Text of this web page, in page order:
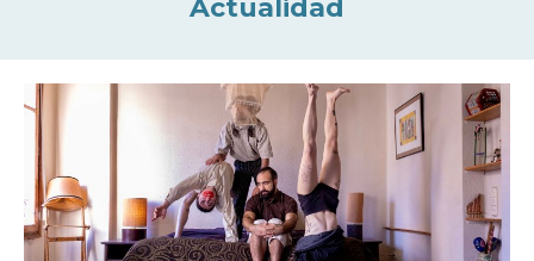
Actualidad